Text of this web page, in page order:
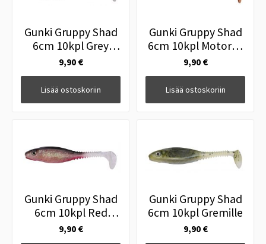
Gunki Gruppy Shad
6cm 10kpl Grey
Shiner
9,90 €
Lisää ostoskoriin
Gunki Gruppy Shad
6cm 10kpl Motoroil
Gold Red FLK
9,90 €
Lisää ostoskoriin
Gunki Gruppy Shad
6cm 10kpl Red
Ghost
9,90 €
Gunki Gruppy Shad
6cm 10kpl Gremille
9,90 €